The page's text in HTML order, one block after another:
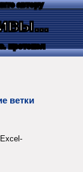
автору
протокол
ветки